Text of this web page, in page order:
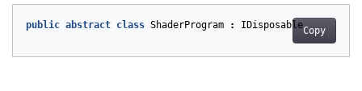
Copy
public abstract class ShaderProgram : IDisposable